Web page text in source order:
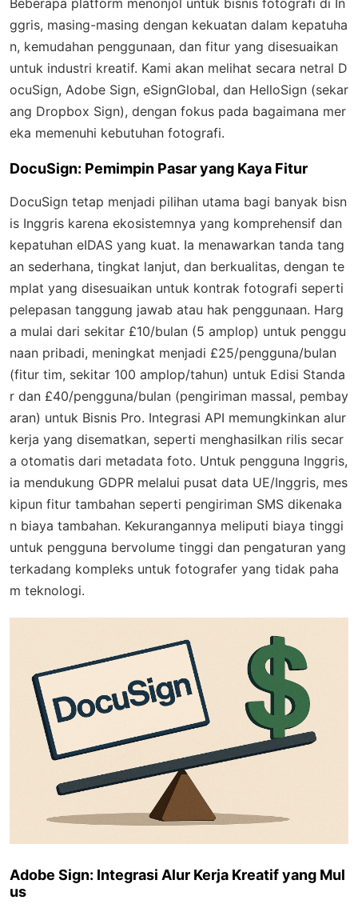
Beberapa platform menonjol untuk bisnis fotografi di In
ggris, masing-masing dengan kekuatan dalam kepatuha
n, kemudahan penggunaan, dan fitur yang disesuaikan
untuk industri kreatif. Kami akan melihat secara netral D
ocuSign, Adobe Sign, eSignGlobal, dan HelloSign (sekar
ang Dropbox Sign), dengan fokus pada bagaimana mer
eka memenuhi kebutuhan fotografi.
DocuSign: Pemimpin Pasar yang Kaya Fitur
DocuSign tetap menjadi pilihan utama bagi banyak bisn
is Inggris karena ekosistemnya yang komprehensif dan
kepatuhan eIDAS yang kuat. Ia menawarkan tanda tang
an sederhana, tingkat lanjut, dan berkualitas, dengan te
mplat yang disesuaikan untuk kontrak fotografi seperti
pelepasan tanggung jawab atau hak penggunaan. Harg
a mulai dari sekitar £10/bulan (5 amplop) untuk penggu
naan pribadi, meningkat menjadi £25/pengguna/bulan
(fitur tim, sekitar 100 amplop/tahun) untuk Edisi Standa
r dan £40/pengguna/bulan (pengiriman massal, pembay
aran) untuk Bisnis Pro. Integrasi API memungkinkan alur
kerja yang disematkan, seperti menghasilkan rilis secar
a otomatis dari metadata foto. Untuk pengguna Inggris,
ia mendukung GDPR melalui pusat data UE/Inggris, mes
kipun fitur tambahan seperti pengiriman SMS dikenaka
n biaya tambahan. Kekurangannya meliputi biaya tinggi
untuk pengguna bervolume tinggi dan pengaturan yang
terkadang kompleks untuk fotografer yang tidak paha
m teknologi.
Adobe Sign: Integrasi Alur Kerja Kreatif yang Mul
us